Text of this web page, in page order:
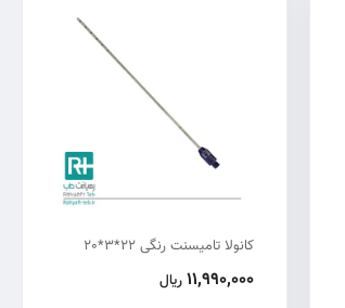
کانولا تامیسنت رنگی 22*3*20
11,990,000 ریال